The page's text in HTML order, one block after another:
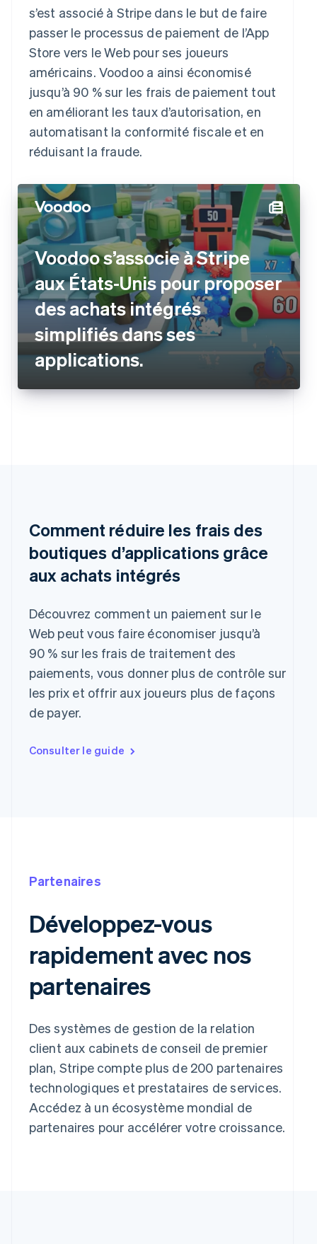
s’est associé à Stripe dans le but de faire
passer le processus de paiement de l’App
Store vers le Web pour ses joueurs
américains. Voodoo a ainsi économisé
jusqu’à 90 % sur les frais de paiement tout
en améliorant les taux d’autorisation, en
automatisant la conformité fiscale et en
réduisant la fraude.
Voodoo s’associe à Stripe
aux États-Unis pour proposer
des achats intégrés
simplifiés dans ses
applications.
Comment réduire les frais des
boutiques d’applications grâce
aux achats intégrés
Découvrez comment un paiement sur le
Web peut vous faire économiser jusqu’à
90 % sur les frais de traitement des
paiements, vous donner plus de contrôle sur
les prix et offrir aux joueurs plus de façons
de payer.
Consulter le guide
Partenaires
Développez-vous
rapidement avec nos
partenaires
Des systèmes de gestion de la relation
client aux cabinets de conseil de premier
plan, Stripe compte plus de 200 partenaires
technologiques et prestataires de services.
Accédez à un écosystème mondial de
partenaires pour accélérer votre croissance.